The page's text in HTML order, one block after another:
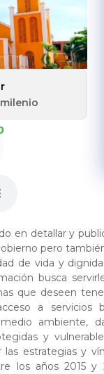
en detallar y
pero
de vida y
busca
que deseen
a servicios
ambiente,
y
estrategias y
los años 2015 y